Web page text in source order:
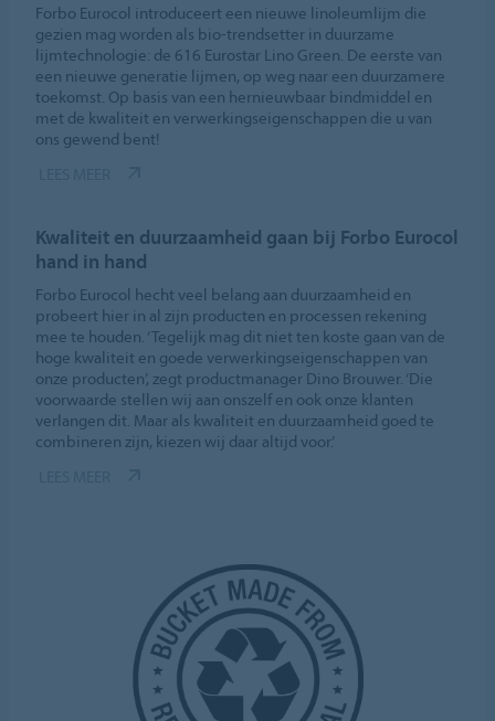
Forbo Eurocol introduceert een nieuwe linoleumlijm die
gezien mag worden als bio-trendsetter in duurzame
lijmtechnologie: de 616 Eurostar Lino Green. De eerste van
een nieuwe generatie lijmen, op weg naar een duurzamere
toekomst. Op basis van een hernieuwbaar bindmiddel en
met de kwaliteit en verwerkingseigenschappen die u van
ons gewend bent!
Kwaliteit en duurzaamheid gaan bij Forbo Eurocol
hand in hand
Forbo Eurocol hecht veel belang aan duurzaamheid en
probeert hier in al zijn producten en processen rekening
mee te houden. ‘Tegelijk mag dit niet ten koste gaan van de
hoge kwaliteit en goede verwerkingseigenschappen van
onze producten’, zegt productmanager Dino Brouwer. ‘Die
voorwaarde stellen wij aan onszelf en ook onze klanten
verlangen dit. Maar als kwaliteit en duurzaamheid goed te
combineren zijn, kiezen wij daar altijd voor.’